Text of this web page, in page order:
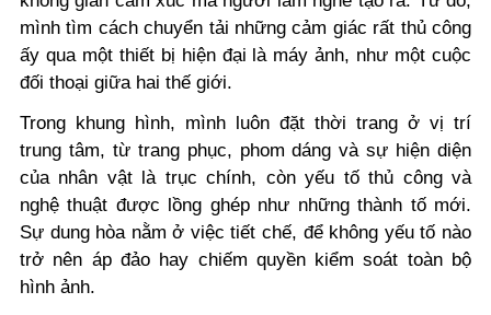
mình tìm cách chuyển tải những cảm giác rất thủ công
ấy qua một thiết bị hiện đại là máy ảnh, như một cuộc
đối thoại giữa hai thế giới.
Trong khung hình, mình luôn đặt thời trang ở vị trí
trung tâm, từ trang phục, phom dáng và sự hiện diện
của nhân vật là trục chính, còn yếu tố thủ công và
nghệ thuật được lồng ghép như những thành tố mới.
Sự dung hòa nằm ở việc tiết chế, để không yếu tố nào
trở nên áp đảo hay chiếm quyền kiểm soát toàn bộ
hình ảnh.